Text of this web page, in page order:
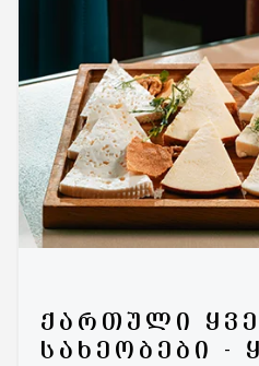
ᲥᲐᲠᲗᲣᲚᲘ
ᲡᲐᲮᲔᲝᲑᲔᲑᲘ -